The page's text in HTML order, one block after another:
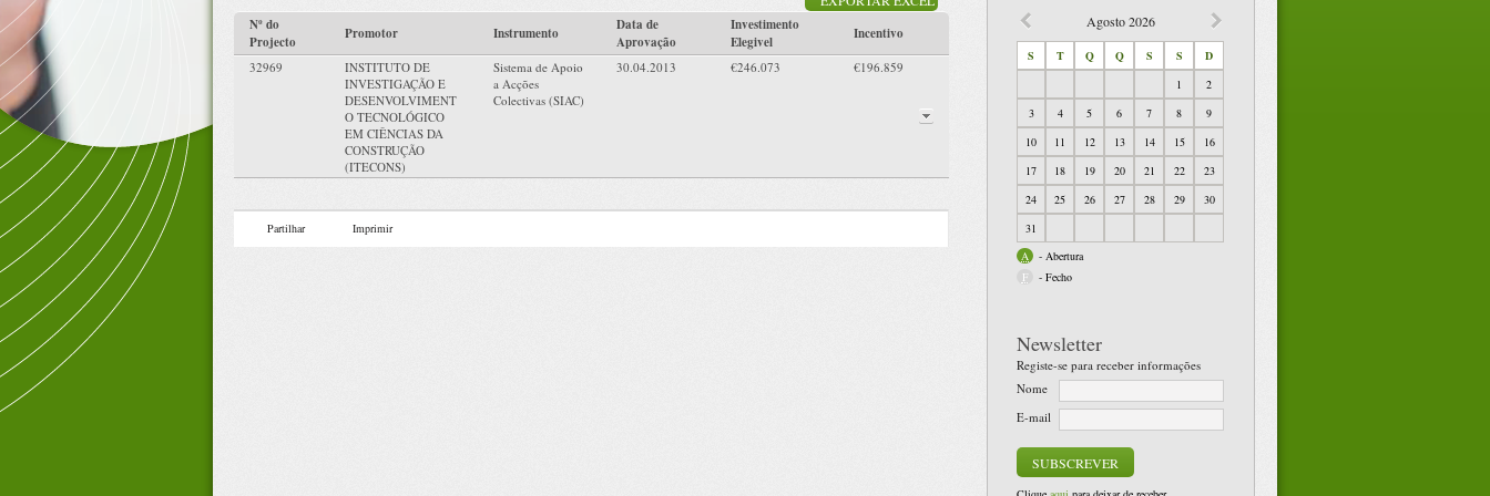
Agosto2026
S T Q Q S S
D
1
2
3
4 5 6 7 8
9
10
11 12 13 14 15
16
17
18 19 20 21 22
23
24
25 26 27 28 29
30
31
A
-Abertura
F
-Fecho
Newsletter
Registe-se para receber informações
Nome
E-mail
Nº do
Projecto
Promotor Instrumento
Data de
Aprovação
Investimento
Elegivel
Incentivo
32969
INSTITUTO DE
INVESTIGAÇÃO E
DESENVOLVIMENT
O TECNOLÓGICO
EM CIÊNCIAS DA
CONSTRUÇÃO
(ITECONS)
Sistema de Apoio
a Acções
Colectivas (SIAC)
30.04.2013 €246.073 €196.859
Partilhar Imprimir